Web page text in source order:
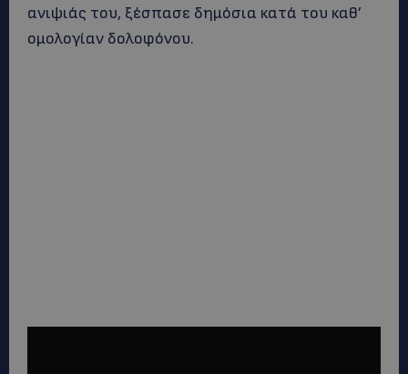
ανιψιάς του, ξέσπασε δημόσια κατά του καθ’
ομολογίαν δολοφόνου.